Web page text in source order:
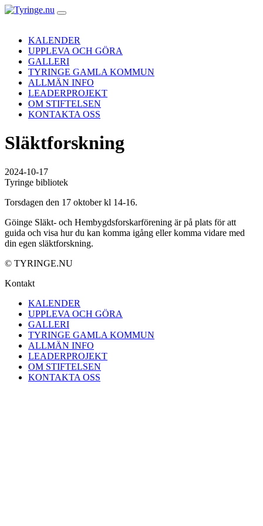
Hoppa
KALENDER
UPPLEVA OCH GÖRA
GALLERI
TYRINGE GAMLA KOMMUN
ALLMÄN INFO
LEADERPROJEKT
OM STIFTELSEN
KONTAKTA OSS
Släktforskning
2024-10-17
Tyringe bibliotek
Torsdagen den 17 oktober kl 14-16.
Göinge Släkt- och Hembygdsforskarförening är på plats för att
guida och visa hur du kan komma igång eller komma vidare med
din egen släktforskning.
© TYRINGE.NU
Kontakt
KALENDER
UPPLEVA OCH GÖRA
GALLERI
TYRINGE GAMLA KOMMUN
ALLMÄN INFO
LEADERPROJEKT
OM STIFTELSEN
KONTAKTA OSS